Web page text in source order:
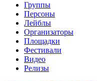
Группы
Персоны
Лейблы
Организаторы
Площадки
Фестивали
Видео
Релизы